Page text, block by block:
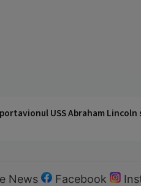
USS Abraham
News Facebook